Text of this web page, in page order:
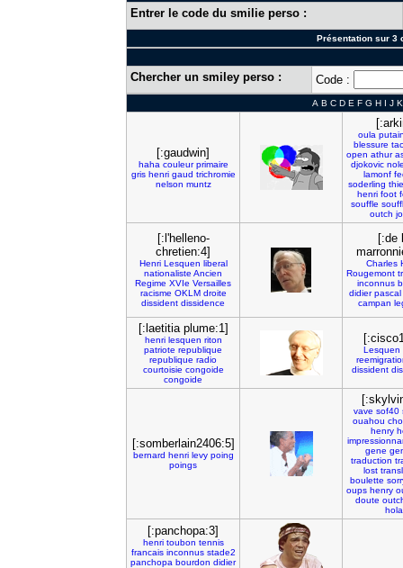
Entrer le code du smilie perso :
Présentation sur 3
Chercher un smiley perso : Code :
A B C D E F G H I J K
[:gaudwin]
haha couleur primaire
gris henri gaud trichromie
nelson muntz
oula
blessure
open athur
djokovic
lamonf
soderling
henri foot
souffle
outch
[:l'helleno-
chretien:4]
Henri Lesquen liberal
nationaliste Ancien
Regime XVIe Versailles
racisme OKLM droite
dissident dissidence
[:de
Charles
Rougemont
inconnus
didier pascal
campan
[:laetitia plume:1]
henri lesquen riton
patriote republique
republique radio
courtoisie congoide
congoide
Lesquen
dissident
[:somberlain2406:5]
bernard henri levy poing
poings
vave sof40
ouahou
henry
gene
traduction
lost
boulette
oups henry
doute
hola
[:panchopa:3]
henri toubon tennis
francais inconnus stade2
panchopa bourdon didier